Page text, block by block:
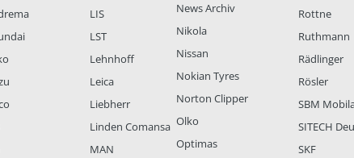
LIS
LST
Lehnhoff
Leica
Liebherr
Linden Comansa
MAN
News Archiv
Nikola
Nissan
Nokian Tyres
Norton Clipper
Olko
Optimas
Rottne
Ruthmann
Rädlinger
Rösler
SBM
SITECH
SKF